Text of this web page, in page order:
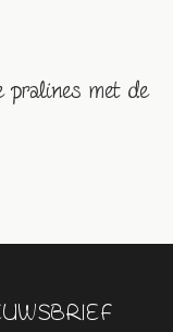
pralines met de